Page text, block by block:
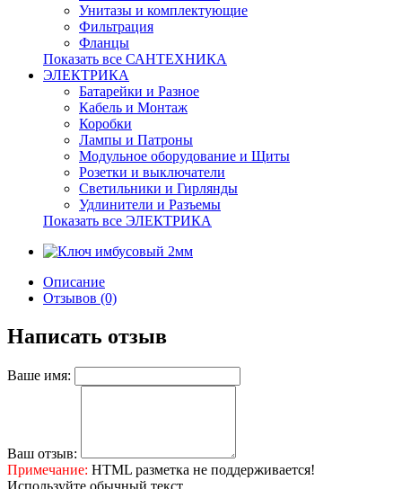
Унитазы и комплектующие
Фильтрация
Фланцы
Показать все САНТЕХНИКА
ЭЛЕКТРИКА
Батарейки и Разное
Кабель и Монтаж
Коробки
Лампы и Патроны
Модульное оборудование и Щиты
Розетки и выключатели
Светильники и Гирлянды
Удлинители и Разъемы
Показать все ЭЛЕКТРИКА
Описание
Отзывов (0)
Написать отзыв
Ваше имя:
Ваш отзыв:
Примечание: HTML разметка не поддерживается!
Используйте обычный текст.